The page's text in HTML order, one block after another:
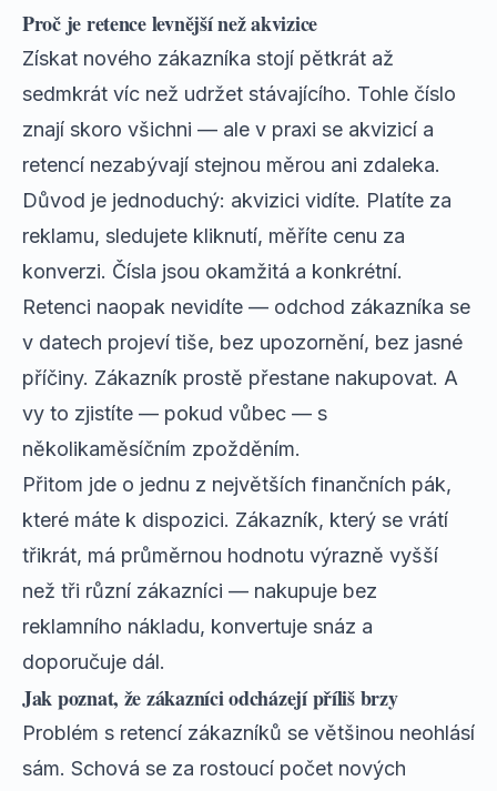
Proč je retence levnější než akvizice
Získat nového zákazníka stojí pětkrát až
sedmkrát víc než udržet stávajícího. Tohle číslo
znají skoro všichni — ale v praxi se akvizicí a
retencí nezabývají stejnou měrou ani zdaleka.
Důvod je jednoduchý: akvizici vidíte. Platíte za
reklamu, sledujete kliknutí, měříte cenu za
konverzi. Čísla jsou okamžitá a konkrétní.
Retenci naopak nevidíte — odchod zákazníka se
v datech projeví tiše, bez upozornění, bez jasné
příčiny. Zákazník prostě přestane nakupovat. A
vy to zjistíte — pokud vůbec — s
několikaměsíčním zpožděním.
Přitom jde o jednu z největších finančních pák,
které máte k dispozici. Zákazník, který se vrátí
třikrát, má průměrnou hodnotu výrazně vyšší
než tři různí zákazníci — nakupuje bez
reklamního nákladu, konvertuje snáz a
doporučuje dál.
Jak poznat, že zákazníci odcházejí příliš brzy
Problém s retencí zákazníků se většinou neohlásí
sám. Schová se za rostoucí počet nových